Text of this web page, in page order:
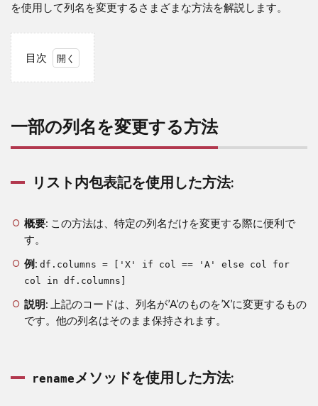
を使用して列名を変更するさまざまな方法を解説します。
目次
の
列
名
更
方
法
1.1
リス
包表
記を
1.2
一部の列名を変更する方法
リスト内包表記を使用した方法:
概要: この方法は、特定の列名だけを変更する際に便利で
す。
例: df.columns = ['X' if col == 'A' else col for
col in df.columns]
説明: 上記のコードは、列名が’A’のものを’X’に変更するもの
です。他の列名はそのまま保持されます。
rename メソッドを使用した方法: